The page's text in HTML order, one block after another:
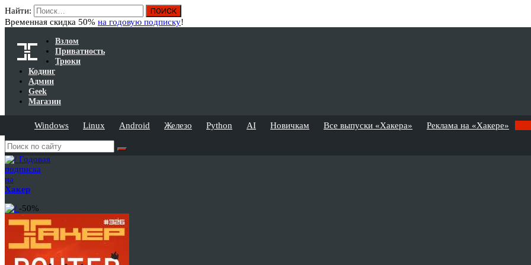
Найти:
Временная скидка 50% на годовую подписку!
Взлом
Приватность
Трюки
Кодинг
Админ
Geek
Магазин
Windows Linux Android Железо Python AI Новичкам Все выпуски «Хакера» Реклама на «Хакере»
Годовая
подписка
на
Хакер
-50%